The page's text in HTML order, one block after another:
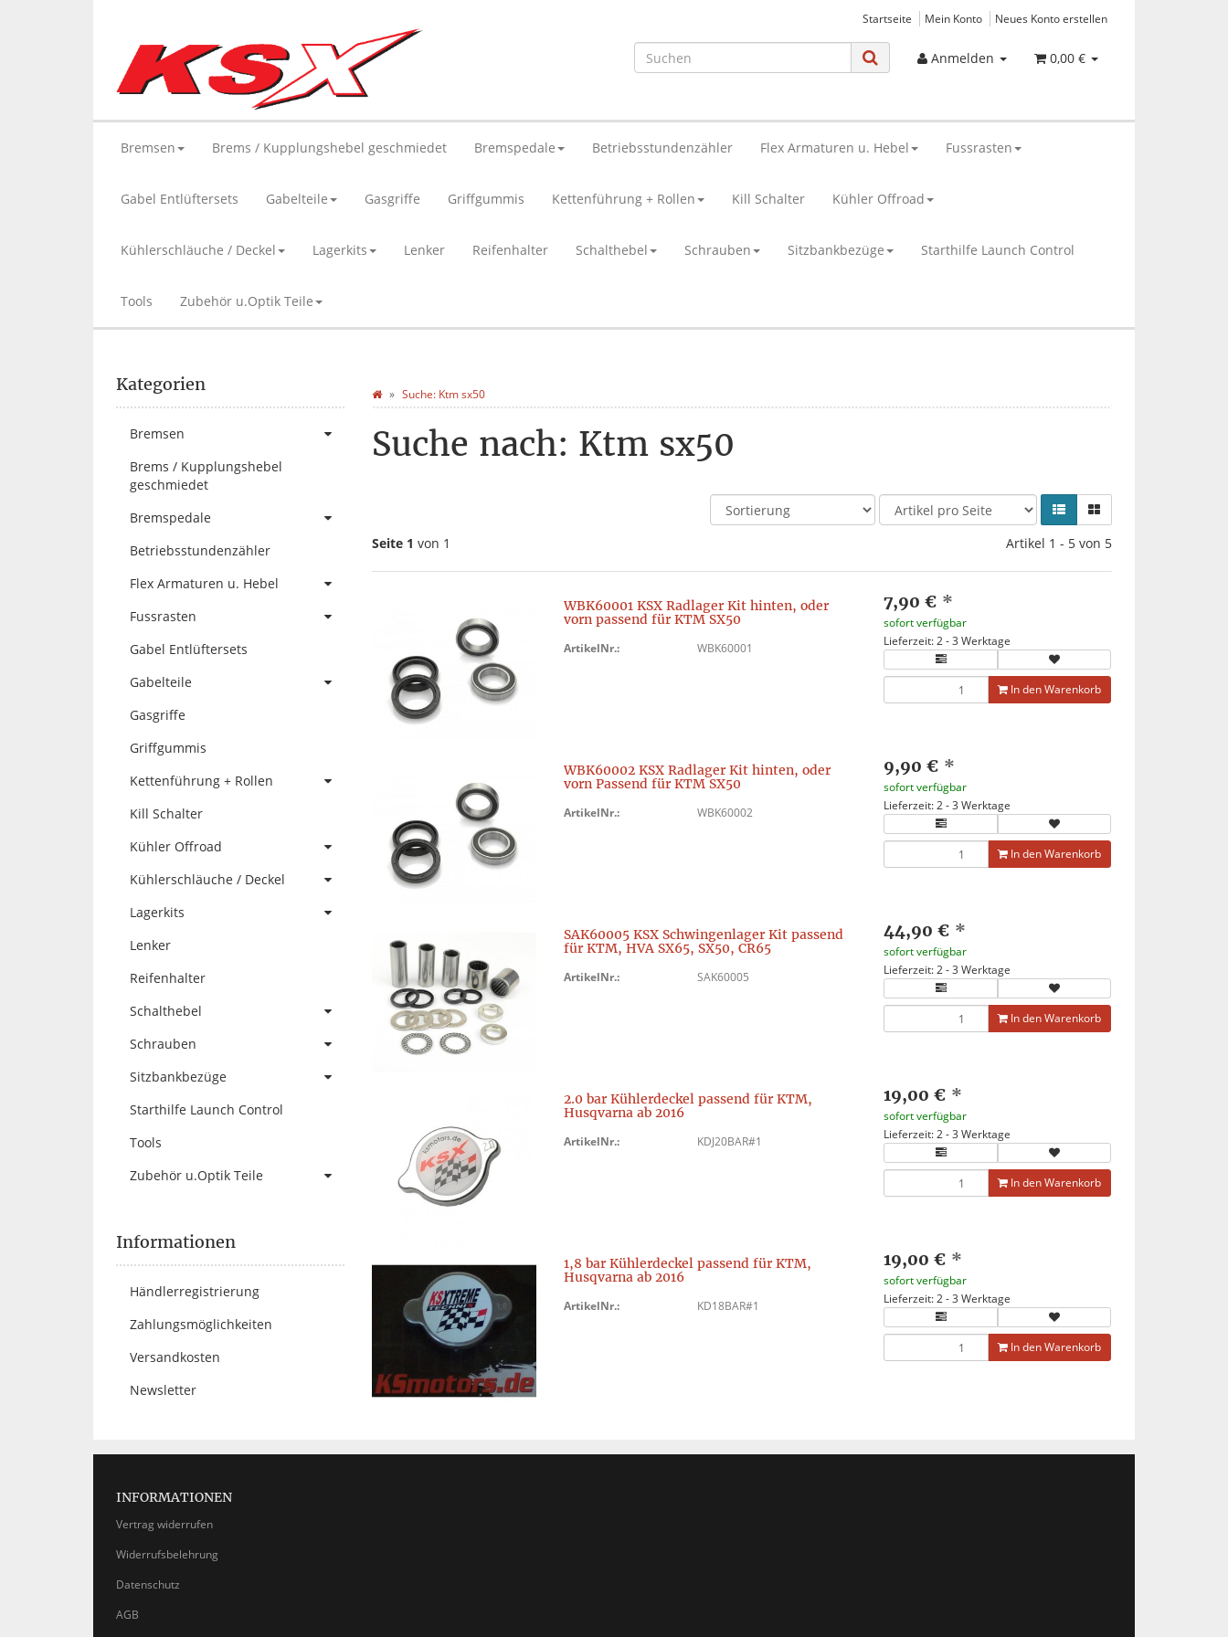
Startseite Mein Konto Neues Konto erstellen
Anmelden 0,00 €
Bremsen Brems / Kupplungshebel geschmiedet Bremspedale Betriebsstundenzähler Flex Armaturen u. Hebel Fussrasten
Gabel Entlüftersets Gabelteile Gasgriffe Griffgummis Kettenführung + Rollen Kill Schalter Kühler Offroad
Kühlerschläuche / Deckel Lagerkits Lenker Reifenhalter Schalthebel Schrauben Sitzbankbezüge Starthilfe Launch Control
Tools Zubehör u.Optik Teile
Suche: Ktm sx50
Suche nach: Ktm sx50
Seite 1 von 1 Artikel 1 - 5 von 5
WBK60001 KSX Radlager Kit hinten, oder
vorn passend für KTM SX50
ArtikelNr.: WBK60001
7,90 € *
sofort verfügbar
Lieferzeit: 2 - 3 Werktage
In den Warenkorb
WBK60002 KSX Radlager Kit hinten, oder
vorn Passend für KTM SX50
ArtikelNr.: WBK60002
9,90 € *
sofort verfügbar
Lieferzeit: 2 - 3 Werktage
In den Warenkorb
SAK60005 KSX Schwingenlager Kit passend
für KTM, HVA SX65, SX50, CR65
ArtikelNr.: SAK60005
44,90 € *
sofort verfügbar
Lieferzeit: 2 - 3 Werktage
In den Warenkorb
2.0 bar Kühlerdeckel passend für KTM,
Husqvarna ab 2016
ArtikelNr.: KDJ20BAR#1
19,00 € *
sofort verfügbar
Lieferzeit: 2 - 3 Werktage
In den Warenkorb
1,8 bar Kühlerdeckel passend für KTM,
Husqvarna ab 2016
ArtikelNr.: KD18BAR#1
19,00 € *
sofort verfügbar
Lieferzeit: 2 - 3 Werktage
In den Warenkorb
Kategorien
Bremsen
Brems / Kupplungshebel
geschmiedet
Bremspedale
Betriebsstundenzähler
Flex Armaturen u. Hebel
Fussrasten
Gabel Entlüftersets
Gabelteile
Gasgriffe
Griffgummis
Kettenführung + Rollen
Kill Schalter
Kühler Offroad
Kühlerschläuche / Deckel
Lagerkits
Lenker
Reifenhalter
Schalthebel
Schrauben
Sitzbankbezüge
Starthilfe Launch Control
Tools
Zubehör u.Optik Teile
Informationen
Händlerregistrierung
Zahlungsmöglichkeiten
Versandkosten
Newsletter
INFORMATIONEN
Vertrag widerrufen
Widerrufsbelehrung
Datenschutz
AGB